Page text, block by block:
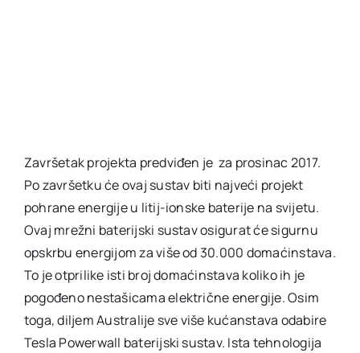
Završetak projekta predviđen je za prosinac 2017.
Po završetku će ovaj sustav biti najveći projekt
pohrane energije u litij-ionske baterije na svijetu.
Ovaj mrežni baterijski sustav osigurat će sigurnu
opskrbu energijom za više od 30.000 domaćinstava.
To je otprilike isti broj domaćinstava koliko ih je
pogođeno nestašicama električne energije. Osim
toga, diljem Australije sve više kućanstava odabire
Tesla Powerwall baterijski sustav. Ista tehnologija